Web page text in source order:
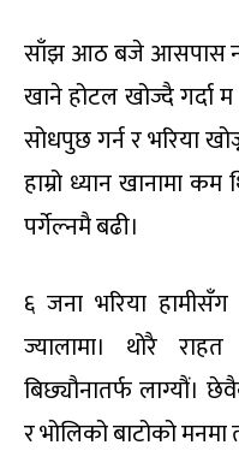
साँझ आठ बजे आसपास
खाने होटल खोज्दै गर्दा
सोधपुछ गर्न र भरिया
हाम्रो ध्यान खानामा कम
पर्गेल्नमै बढी।
६ जना भरिया
ज्यालामा। थोरै
बिछ्यौनातर्फ लाग्यौं।
र भोलिको बाटोको मनमा